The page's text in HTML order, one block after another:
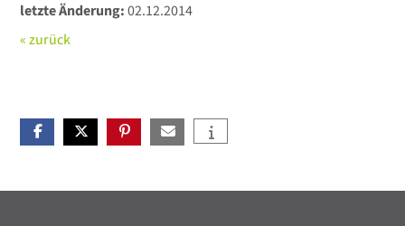
letzte Änderung:02.12.2014
« zurück